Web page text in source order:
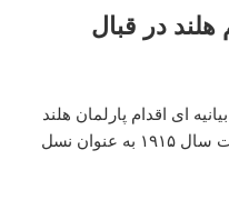
هلند در قبال
ای اقدام پارلمان هلند
مبنی بر به رسمیت شناختن اتفاقات سال ۱۹۱۵ به عنوان نسل